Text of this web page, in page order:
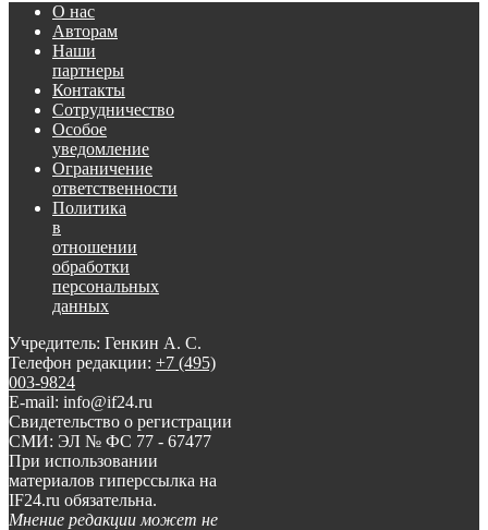
О нас
Авторам
Наши
партнеры
Контакты
Сотрудничество
Особое
уведомление
Ограничение
ответственности
Политика
в
отношении
обработки
персональных
данных
Учредитель: Генкин А. С.
Телефон редакции: +7 (495)
003-9824
E-mail: info@if24.ru
Свидетельство о регистрации
СМИ: ЭЛ № ФС 77 - 67477
При использовании
материалов гиперссылка на
IF24.ru обязательна.
Мнение редакции может не